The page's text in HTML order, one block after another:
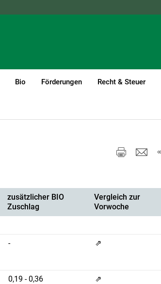
Bio Förderungen Recht & Steuer
zusätzlicher BIO
Zuschlag
Vergleich zur
Vorwoche
-
⇗
0,19 - 0,36
⇗